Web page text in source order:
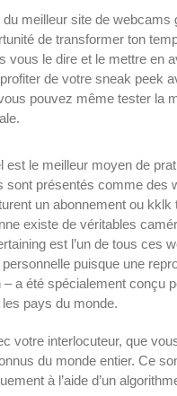
meilleur site de webcams
de transformer ton
vous le dire et le mettre en
de votre sneak peek
pouvez même tester la
le meilleur moyen de
présentés comme des
un abonnement ou
existe de véritables
est l’un de tous ces
puisque une
a été spécialement conçu
pays du monde.
votre interlocuteur, que
du monde entier. Ce
à l’aide d’un